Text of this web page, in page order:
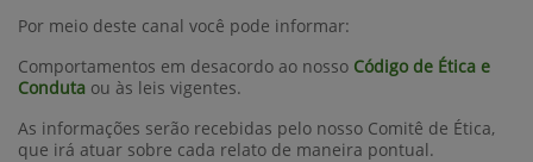
Por meio deste canal você pode informar:
Comportamentos em desacordo ao nosso Código de Ética e
Conduta ou às leis vigentes.
As informações serão recebidas pelo nosso Comitê de Ética,
que irá atuar sobre cada relato de maneira pontual.